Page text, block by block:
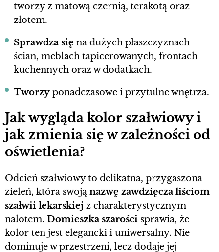
tworzy z matową czernią, terakotą oraz
złotem.
Sprawdza się na dużych płaszczyznach
ścian, meblach tapicerowanych, frontach
kuchennych oraz w dodatkach.
Tworzy ponadczasowe i przytulne wnętrza.
Jak wygląda kolor szałwiowy i
jak zmienia się w zależności od
oświetlenia?
Odcień szałwiowy to delikatna, przygaszona
zieleń, która swoją nazwę zawdzięcza liściom
szałwii lekarskiej z charakterystycznym
nalotem. Domieszka szarości sprawia, że
kolor ten jest elegancki i uniwersalny. Nie
dominuje w przestrzeni, lecz dodaje jej